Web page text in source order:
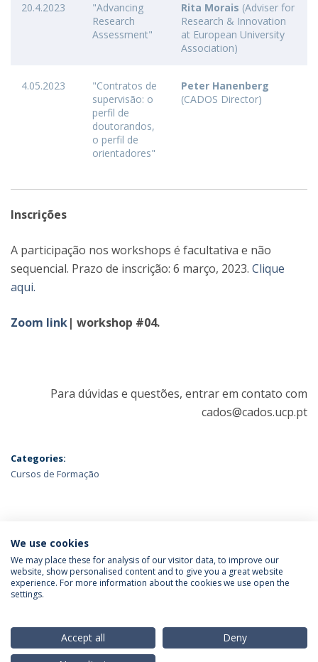
20.4.2023
"Advancing
Research
Assessment"
Rita Morais (Adviser for
Research & Innovation
at European University
Association)
4.05.2023
"Contratos de
supervisão: o
perfil de
doutorandos,
o perfil de
orientadores"
Peter Hanenberg
(CADOS Director)
Inscrições
A participação nos workshops é facultativa e não
sequencial. Prazo de inscrição: 6 março, 2023. Clique
aqui.
Zoom link| workshop #04.
Para dúvidas e questões, entrar em contato com
cados@cados.ucp.pt
Categories:
Cursos de Formação
ÚLTIMAS NOTÍCIAS
Política de Privacidade
Termos & Condições
We use cookies
We may place these for analysis of our visitor data, to improve our
website, show personalised content and to give you a great website
experience. For more information about the cookies we use open the
settings.
Accept all
Deny